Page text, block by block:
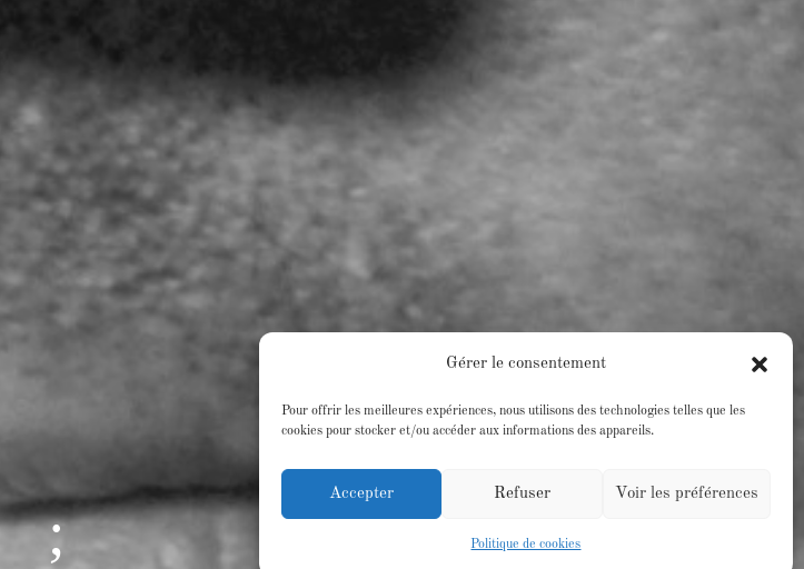
Gérer le consentement
Pour offrir les meilleures expériences, nous utilisons des technologies telles que les
cookies pour stocker et/ou accéder aux informations des appareils.
Accepter Refuser Voir les préférences
Politique de cookies
;